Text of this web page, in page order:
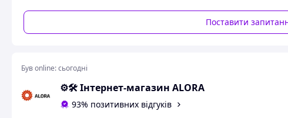
- це оптимальне рішення для
умільців.
ванадієвої сталі, що забезпечує їхню
інтенсивного використання.
Ергономічний пластиковий кейс з
Поставити
Був online:сьогодні
⚙️🛠 Інтернет-магазин ALORA
93% позитивних відгуків